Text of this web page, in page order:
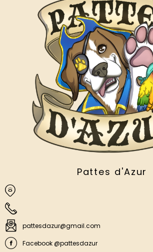
Pattes d'Azur
pattesdazur@gmail.com
Facebook @pattesdazur